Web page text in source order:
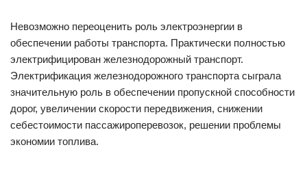
Невозможно переоценить роль электроэнергии в
обеспечении работы транспорта. Практически полностью
электрифицирован железнодорожный транспорт.
Электрификация железнодорожного транспорта сыграла
значительную роль в обеспечении пропускной способности
дорог, увеличении скорости передвижения, снижении
себестоимости пассажироперевозок, решении проблемы
экономии топлива.